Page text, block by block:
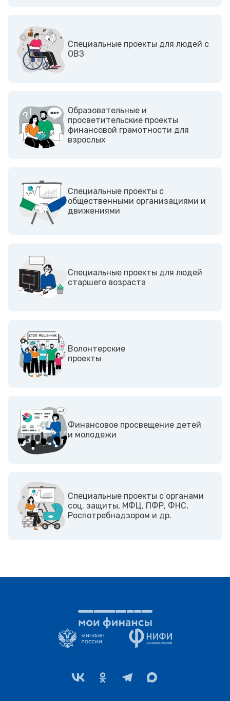
Cпециальные проекты для людей с
ОВЗ
Образовательные и
просветительские проекты
финансовой грамотности для
взрослых
Cпециальные проекты с
общественными организациями и
движениями
Специальные проекты для людей
старшего возраста
Волонтерские
проекты
Финансовое просвещение детей
и молодежи
Cпециальные проекты с органами
соц. защиты, МФЦ, ПФР, ФНС,
Роспотребнадзором и др.